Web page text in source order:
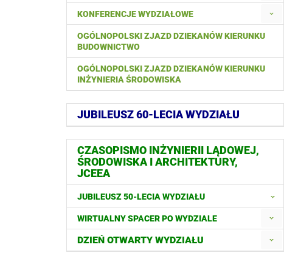
KONFERENCJE WYDZIAŁOWE
OGÓLNOPOLSKI ZJAZD DZIEKANÓW KIERUNKU
BUDOWNICTWO
OGÓLNOPOLSKI ZJAZD DZIEKANÓW KIERUNKU
INŻYNIERIA ŚRODOWISKA
JUBILEUSZ 60-LECIA WYDZIAŁU
CZASOPISMO INŻYNIERII LĄDOWEJ,
ŚRODOWISKA I ARCHITEKTURY,
JCEEA
JUBILEUSZ 50-LECIA WYDZIAŁU
WIRTUALNY SPACER PO WYDZIALE
DZIEŃ OTWARTY WYDZIAŁU